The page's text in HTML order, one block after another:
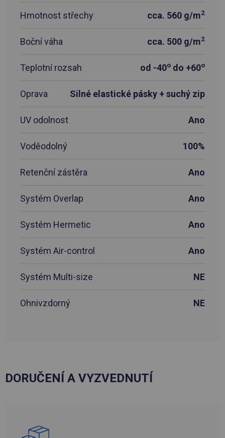
Hmotnost střechy cca. 560 g/m2
Boční váha cca. 500 g/m2
Teplotní rozsah od -40o do +60o
Oprava Silné elastické pásky + suchý zip
UV odolnost Ano
Voděodolný 100%
Retenční zástěra Ano
Systém Overlap Ano
Systém Hermetic Ano
Systém Air-control Ano
Systém Multi-size NE
Ohnivzdorný NE
DORUČENÍ A VYZVEDNUTÍ